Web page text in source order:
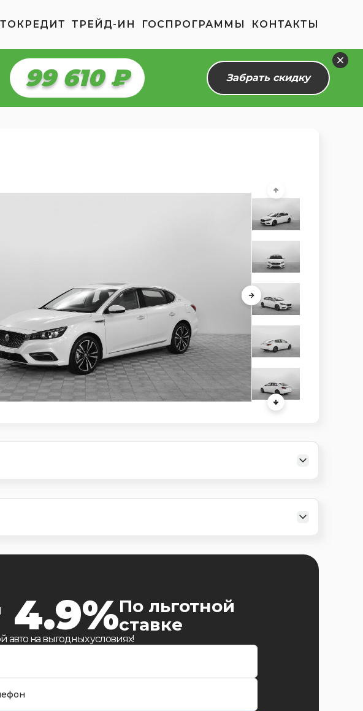
ТРЕЙД-ИН ГОСПРОГРАММЫ КОНТАКТЫ
99 554 ₽ Забрать скидку
4.9%По льготной
ставке
авто на выгодных условиях!